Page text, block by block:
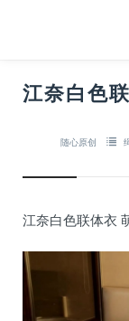
江奈白色
随心原创
江奈白色联体衣